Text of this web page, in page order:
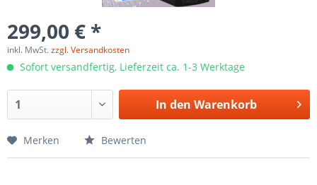
299,00 € *
inkl. MwSt.zzgl. Versandkosten
Sofort versandfertig, Lieferzeit ca. 1-3 Werktage
In den Warenkorb
Merken Bewerten